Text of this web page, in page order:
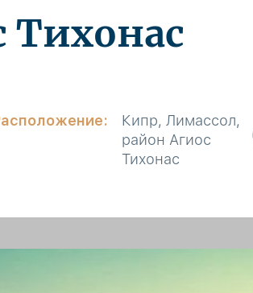
Тихонас
Кипр, Лимассол,
район Агиос
Тихонас